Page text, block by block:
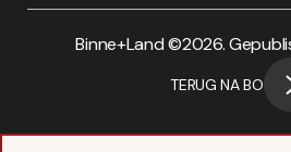
Binne+Land ©2026.
TERUG NA BO